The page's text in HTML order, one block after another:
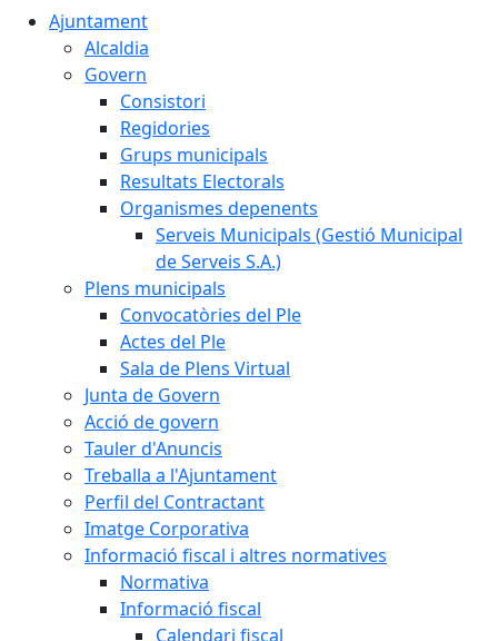
Ajuntament
Alcaldia
Govern
Consistori
Regidories
Grups municipals
Resultats Electorals
Organismes depenents
Serveis Municipals (Gestió Municipal
de Serveis S.A.)
Plens municipals
Convocatòries del Ple
Actes del Ple
Sala de Plens Virtual
Junta de Govern
Acció de govern
Tauler d'Anuncis
Treballa a l'Ajuntament
Perfil del Contractant
Imatge Corporativa
Informació fiscal i altres normatives
Normativa
Informació fiscal
Calendari fiscal